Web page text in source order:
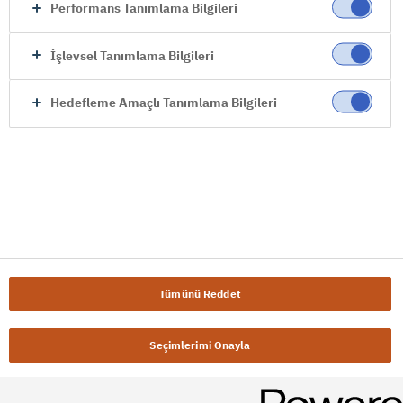
Performans Tanımlama Bilgileri
İşlevsel Tanımlama Bilgileri
Hedefleme Amaçlı Tanımlama Bilgileri
Tümünü Reddet
Seçimlerimi Onayla